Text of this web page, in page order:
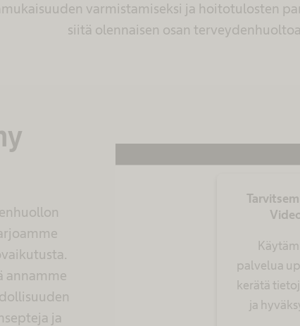
varmistamiseksi ja hoitotulosten
siitä olennaisen osan
annamme
ja
palvelua
kerätä
ja